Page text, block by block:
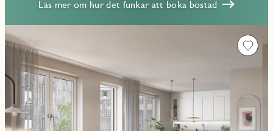
Läs mer om hur det funkar att boka bostad